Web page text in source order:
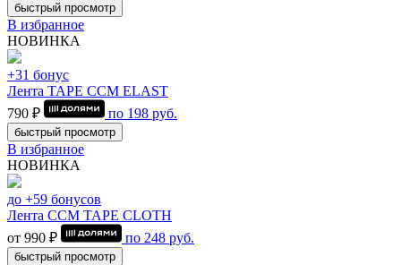
быстрый просмотр
В избранное
НОВИНКА
+31 бонус
Лента TAPE CCM ELAST
790 ₽
по 198 руб.
быстрый просмотр
В избранное
НОВИНКА
до +59 бонусов
Лента CCM TAPE CLOTH
от 990 ₽
по 248 руб.
быстрый просмотр